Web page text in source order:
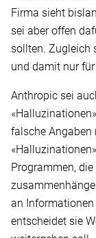
Firma sieht
sei aber offen
sollten. Zugleich
und damit nur
Anthropic sei
falsche Angaben
Programmen,
an Informationen
entscheidet sie